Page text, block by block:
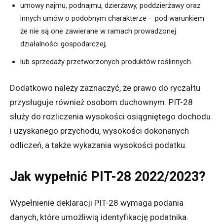
umowy najmu, podnajmu, dzierżawy, poddzierżawy oraz
innych umów o podobnym charakterze – pod warunkiem
że nie są one zawierane w ramach prowadzonej
działalności gospodarczej;
lub sprzedaży przetworzonych produktów roślinnych.
Dodatkowo należy zaznaczyć, że prawo do ryczałtu
przysługuje również osobom duchownym. PIT-28
służy do rozliczenia wysokości osiągniętego dochodu
i uzyskanego przychodu, wysokości dokonanych
odliczeń, a także wykazania wysokości podatku.
Jak wypełnić PIT-28 2022/2023?
Wypełnienie deklaracji PIT-28 wymaga podania
danych, które umożliwią identyfikację podatnika.